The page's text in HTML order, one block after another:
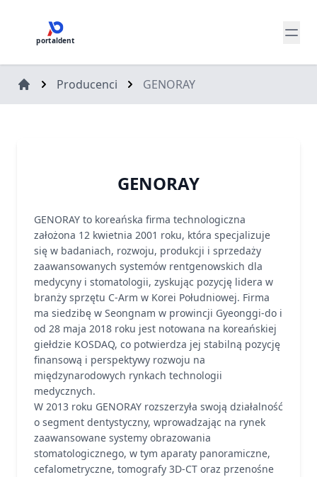
portaldent
Producenci GENORAY
GENORAY
GENORAY to koreańska firma technologiczna
założona 12 kwietnia 2001 roku, która specjalizuje
się w badaniach, rozwoju, produkcji i sprzedaży
zaawansowanych systemów rentgenowskich dla
medycyny i stomatologii, zyskując pozycję lidera w
branży sprzętu C-Arm w Korei Południowej. Firma
ma siedzibę w Seongnam w prowincji Gyeonggi-do i
od 28 maja 2018 roku jest notowana na koreańskiej
giełdzie KOSDAQ, co potwierdza jej stabilną pozycję
finansową i perspektywy rozwoju na
międzynarodowych rynkach technologii
medycznych.
W 2013 roku GENORAY rozszerzyła swoją działalność
o segment dentystyczny, wprowadzając na rynek
zaawansowane systemy obrazowania
stomatologicznego, w tym aparaty panoramiczne,
cefalometryczne, tomografy 3D-CT oraz przenośne